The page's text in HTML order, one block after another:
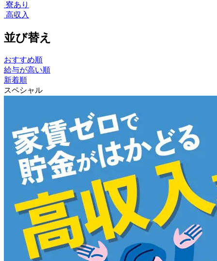
寮あり
高収入
並び替え
おすすめ順
給与が高い順
新着順
スペシャル